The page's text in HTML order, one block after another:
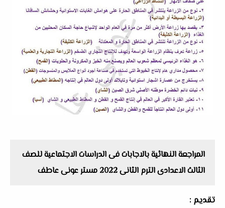
المراجعة النهائية بالاجابات فى الدراسات الاجتماعية للصف
الثالث الاعدادى الترم الثانى 2022 مستر عونى عاطف
تقديم :